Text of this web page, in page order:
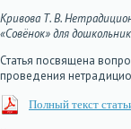
Кривова Т. В.
«Совёнок» для
Статья посвящена
проведения
Полный текст